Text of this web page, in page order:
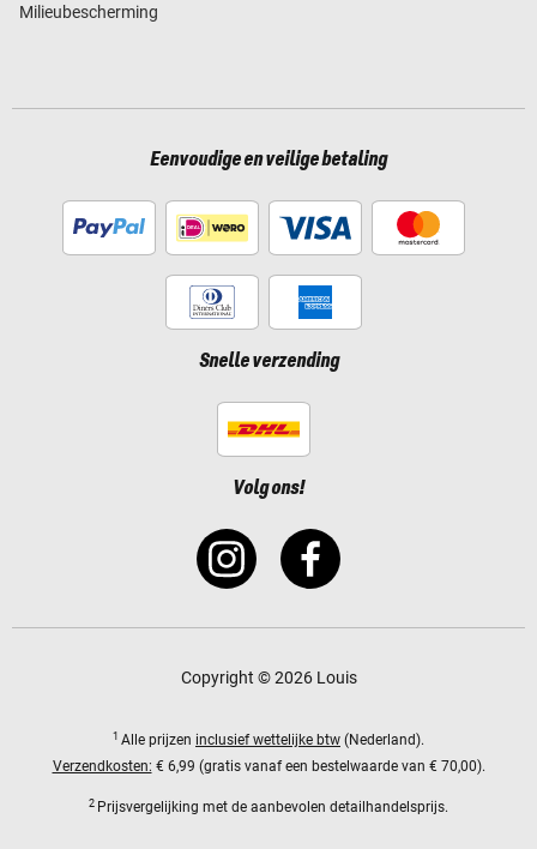
Milieubescherming
Eenvoudige en veilige betaling
Snelle verzending
Volg ons!
Copyright © 2026 Louis
1 Alle prijzen inclusief wettelijke btw (Nederland).
Verzendkosten: € 6,99 (gratis vanaf een bestelwaarde van € 70,00).
2 Prijsvergelijking met de aanbevolen detailhandelsprijs.